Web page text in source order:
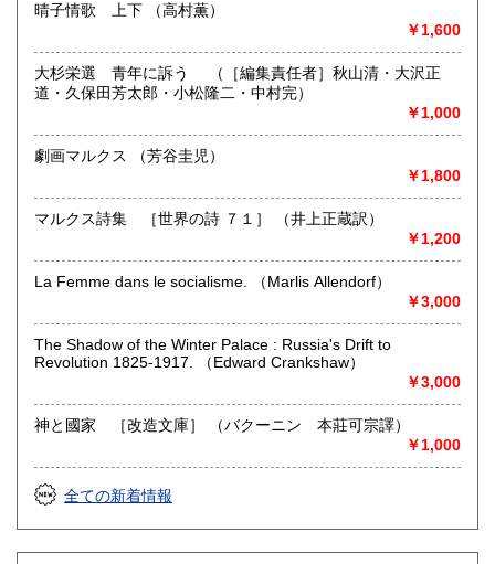
晴子情歌 上下 （高村薫）
￥1,600
大杉栄選 青年に訴う （［編集責任者］秋山清・大沢正
道・久保田芳太郎・小松隆二・中村完）
￥1,000
劇画マルクス （芳谷圭児）
￥1,800
マルクス詩集 ［世界の詩 ７１］ （井上正蔵訳）
￥1,200
La Femme dans le socialisme. （Marlis Allendorf）
￥3,000
The Shadow of the Winter Palace : Russia's Drift to
Revolution 1825-1917. （Edward Crankshaw）
￥3,000
神と國家 ［改造文庫］ （バクーニン 本莊可宗譯）
￥1,000
全ての新着情報